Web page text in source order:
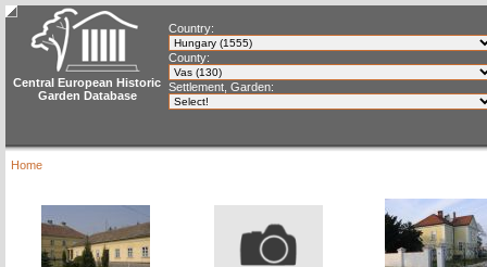
Central European Historic
Garden Database
Country:
County:
Settlement, Garden:
Home